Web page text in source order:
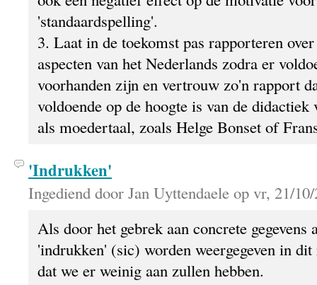
'standaardspelling'.
3. Laat in de toekomst pas rapporteren
aspecten van het Nederlands zodra er
voorhanden zijn en vertrouw zo'n rapport
voldoende op de hoogte is van de didactiek
als moedertaal, zoals Helge Bonset of
'Indrukken'
Ingediend door Jan Uyttendaele op vr, 21/
Als door het gebrek aan concrete gegevens
'indrukken' (sic) worden weergegeven in
dat we er weinig aan zullen hebben.